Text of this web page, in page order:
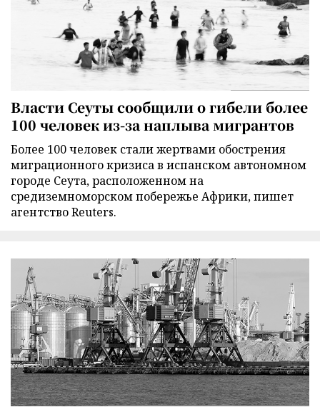
Власти Сеуты сообщили о гибели более
100 человек из-за наплыва мигрантов
Более 100 человек стали жертвами обострения
миграционного кризиса в испанском автономном
городе Сеута, расположенном на
средиземноморском побережье Африки, пишет
агентство Reuters.